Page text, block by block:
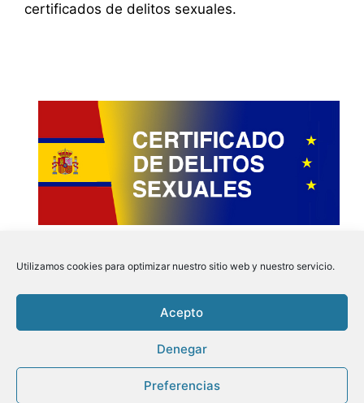
Utilizamos cookies para optimizar nuestro sitio web y nuestro servicio.
Acepto
Denegar
Preferencias
certificados de delitos sexuales.
Instagram
Politica de Privacidad